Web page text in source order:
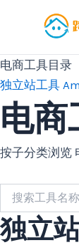
容
电商工具目录
独立站工具
电商
按子分类浏览
独立